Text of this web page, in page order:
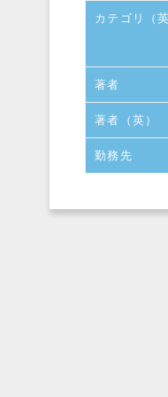
カテゴリ（英
著者
著者（英）
勤務先